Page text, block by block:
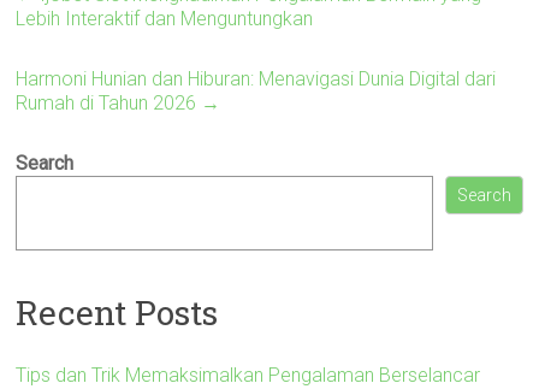
Lebih Interaktif dan Menguntungkan
Harmoni Hunian dan Hiburan: Menavigasi Dunia Digital dari
Rumah di Tahun 2026 →
Search
Search
Recent Posts
Tips dan Trik Memaksimalkan Pengalaman Berselancar